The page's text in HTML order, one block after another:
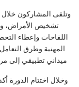
وتلقى المشاركون
تشخيص الأمراض،
اللقاحات وإعطاء
المهنية وطرق
ميداني تطبيقي إلى
وخلال اختتام الدورة